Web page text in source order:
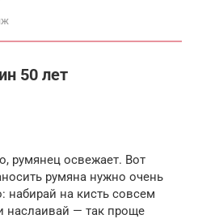
50 лет
румянец освежает. Вот
румяна нужно очень
набирай на кисть совсем
наслаивай — так проще